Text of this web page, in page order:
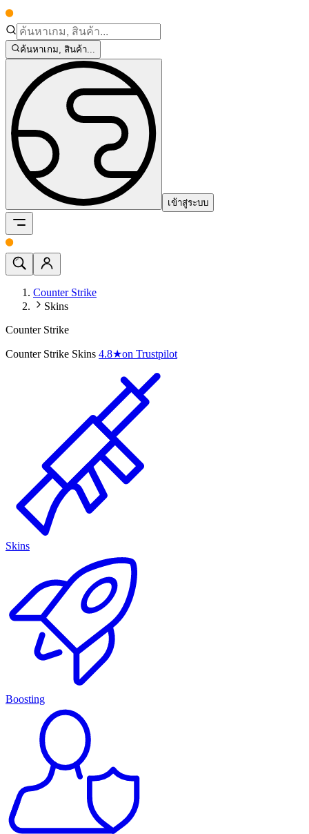
ค้นหาเกม, สินค้า...
เข้าสู่ระบบ
Counter Strike
Skins
Counter Strike
Counter Strike Skins 4.8★on Trustpilot
Skins
Boosting